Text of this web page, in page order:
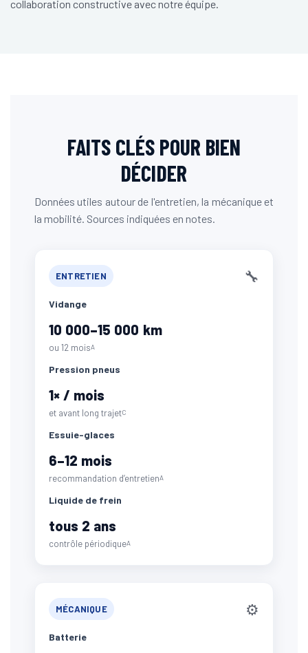
collaboration constructive avec notre équipe.
FAITS CLÉS POUR BIEN
DÉCIDER
Données utiles autour de l'entretien, la mécanique et
la mobilité. Sources indiquées en notes.
ENTRETIEN 🔧
Vidange
10 000–15 000 km
ou 12 moisA
Pression pneus
1× / mois
et avant long trajetC
Essuie-glaces
6–12 mois
recommandation d’entretienA
Liquide de frein
tous 2 ans
contrôle périodiqueA
MÉCANIQUE ⚙️
Batterie